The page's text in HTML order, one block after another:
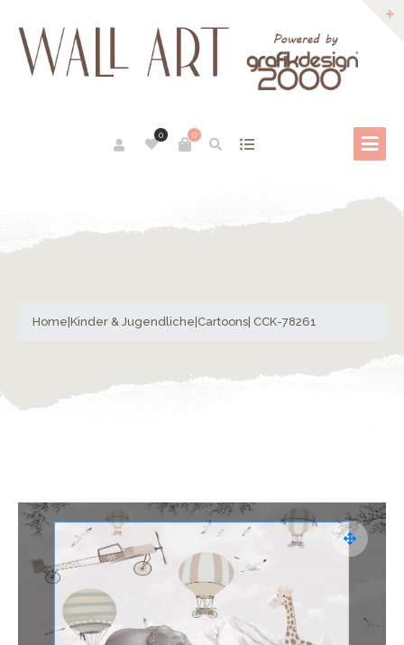
0
0
Home Kinder & Jugendliche Cartoons | CCK-78261